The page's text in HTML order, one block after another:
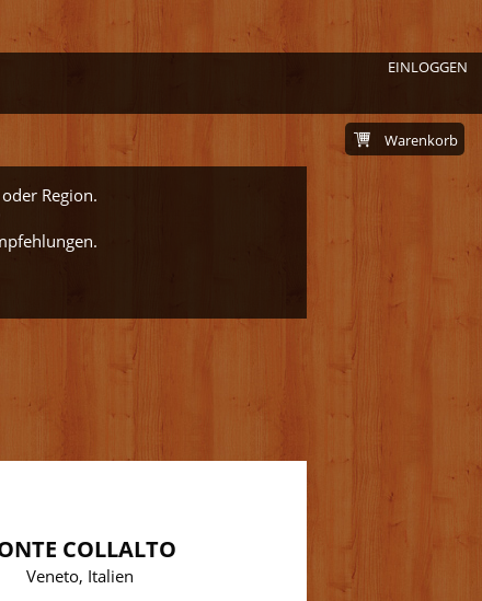
EINLOGGEN
Region.
Warenkorb
COLLALTO
Veneto, Italien